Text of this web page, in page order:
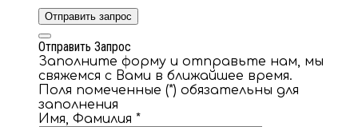
Отправить запрос
Отправить Запрос
Заполните форму и отправьте нам, мы
свяжемся с Вами в ближайшее время.
Поля помеченные (*) обязательны для
заполнения
Имя, Фамилия *